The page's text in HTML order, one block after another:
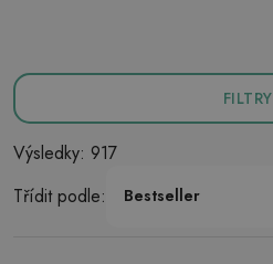
FILTRY
Výsledky: 917
Třídit podle:
Bestseller